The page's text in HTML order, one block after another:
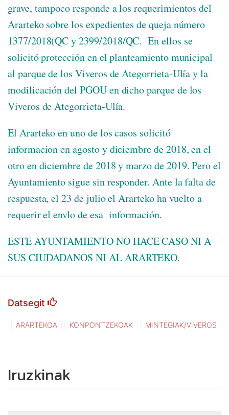
grave, tampoco responde a los requerimientos del
Ararteko sobre los expedientes de queja número
1377/2018(QC y 2399/2018/QC. En ellos se
solicitó protección en el planteamiento municipal
al parque de los Viveros de Ategorrieta-Ulía y la
modilicación del PGOU en dicho parque de los
Viveros de Ategorrieta-Ulía.
El Ararteko en uno de los casos solicitó
informacion en agosto y diciembre de 2018, en el
otro en diciembre de 2018 y marzo de 2019. Pero el
Ayuntamiento sigue sin responder. Ante la falta de
respuesta, el 23 de julio el Ararteko ha vuelto a
requerir el envlo de esa información.
ESTE AYUNTAMIENTO NO HACE CASO NI A
SUS CIUDADANOS NI AL ARARTEKO.
Datsegit
ARARTEKOA KONPONTZEKOAK MINTEGIAK/VIVEROS
Iruzkinak